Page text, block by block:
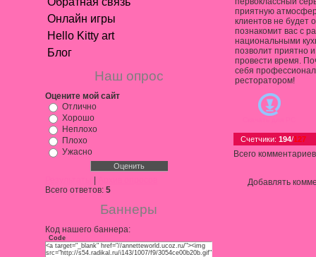
Онлайн игры
Hello Kitty art
Блог
Наш опрос
Оцените мой сайт
Отлично
Хорошо
Неплохо
Плохо
Ужасно
Всего ответов: 5
Баннеры
Код нашего баннера:
Code
<a target="_blank" href="//annetteworld.ucoz.ru/"><img
src="http://s54.radikal.ru/i143/1007/f9/3054ce00b20b.gif"
приятную
клиентов не будет
познакомит вас с
национальными
позволит приятно
провести время.
себя
ресторатором!
Счетчики: 194/127
Всего комментариев
Добавлять